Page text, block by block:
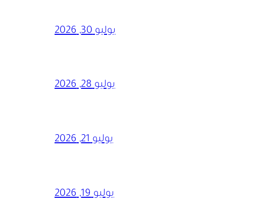
يوليو 30, 2026
يوليو 28, 2026
يوليو 21, 2026
يوليو 19, 2026